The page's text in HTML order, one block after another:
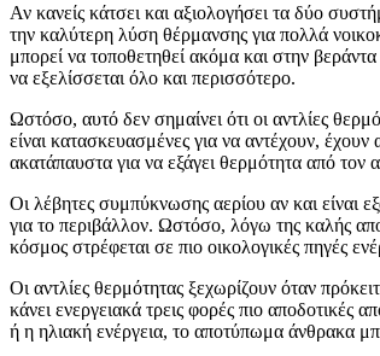
Αν κανείς κάτσει και αξιολογήσει τα δύο
την καλύτερη λύση θέρμανσης για πολλά
μπορεί να τοποθετηθεί ακόμα και στην
να εξελίσσεται όλο και περισσότερο.
Ωστόσο, αυτό δεν σημαίνει ότι οι αντλίες
είναι κατασκευασμένες για να αντέχουν,
ακατάπαυστα για να εξάγει θερμότητα από τον
Οι λέβητες συμπύκνωσης αερίου αν και είναι
για το περιβάλλον. Ωστόσο, λόγω της καλής
κόσμος στρέφεται σε πιο οικολογικές πηγές
Οι αντλίες θερμότητας ξεχωρίζουν όταν
κάνει ενεργειακά τρεις φορές πιο
ή η ηλιακή ενέργεια, το αποτύπωμα άνθρακα